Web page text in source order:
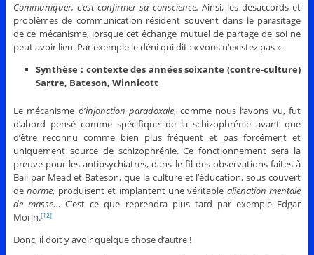
Communiquer, c’est confirmer sa conscience. Ainsi, les désaccords et
problèmes de communication résident souvent dans le parasitage
de ce mécanisme, lorsque cet échange mutuel de partage de soi ne
peut avoir lieu. Par exemple le déni qui dit : « vous n’existez pas ».
Synthèse : contexte des années soixante (contre-culture)
Sartre, Bateson, Winnicott
Le mécanisme d’injonction paradoxale, comme nous l’avons vu, fut
d’abord pensé comme spécifique de la schizophrénie avant que
d’être reconnu comme bien plus fréquent et pas forcément et
uniquement source de schizophrénie. Ce fonctionnement sera la
preuve pour les antipsychiatres, dans le fil des observations faites à
Bali par Mead et Bateson, que la culture et l’éducation, sous couvert
denorme, produisent et implantent une véritable aliénation mentale
de masse… C’est ce que reprendra plus tard par exemple Edgar
Morin.[12]
Donc, il doit y avoir quelque chose d’autre !